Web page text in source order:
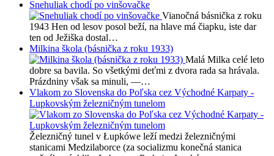
Snehuliak chodí po vinšovačke
Vianočná básnička z roku
1943 Hen od lesov posol beží, na hlave má čiapku, iste dar
ten od Ježiška dostal…
Milkina škola (básnička z roku 1933)
Malá Milka celé leto
dobre sa bavila. So všetkými deťmi z dvora rada sa hrávala.
Prázdniny však sa minuli, —…
Vlakom zo Slovenska do Poľska cez Východné Karpaty -
Lupkovským železničným tunelom
Železničný tunel v Łupkówe leží medzi železničnými
stanicami Medzilaborce (za socializmu konečná stanica